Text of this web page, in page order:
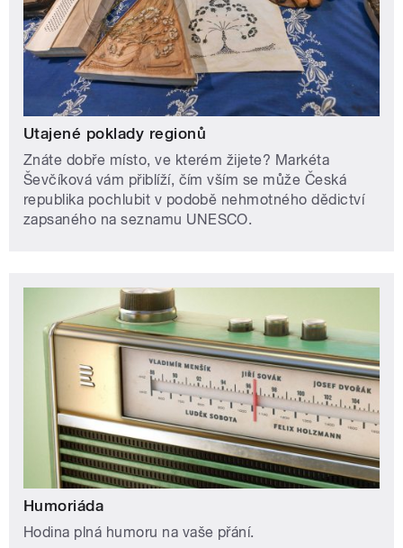
Utajené poklady regionů
Znáte dobře místo, ve kterém žijete? Markéta
Ševčíková vám přiblíží, čím vším se může Česká
republika pochlubit v podobě nehmotného dědictví
zapsaného na seznamu UNESCO.
Humoriáda
Hodina plná humoru na vaše přání.